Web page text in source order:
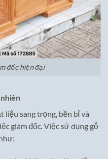
đốc hiện đại
sang trọng, bền bỉ và
giám đốc. Việc sử dụng gỗ